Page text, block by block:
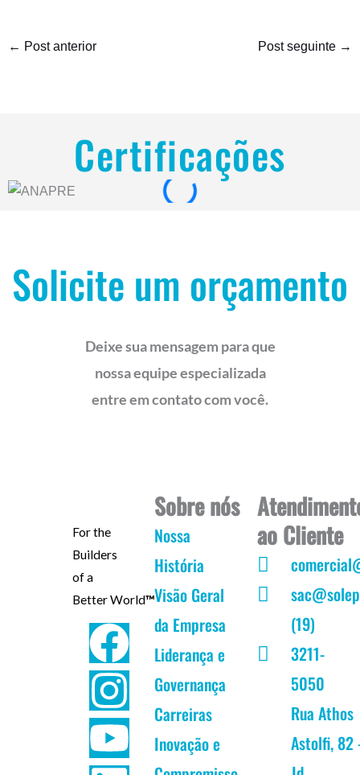
← Post anterior Post seguinte →
Certificações
Solicite um orçamento
Deixe sua mensagem para que
nossa equipe especializada
entre em contato com você.
For the
Builders
of a
Better World™
F
a
c
e
I
n
s
t
Y
o
u
t
L
i
n
k
Sobre nós
Nossa
História
Visão Geral
da Empresa
Liderança e
Governança
Carreiras
Inovação e
ao Cliente
(19)
3211-
5050
Rua Athos
Astolfi, 82